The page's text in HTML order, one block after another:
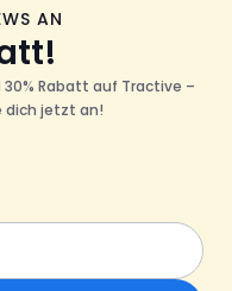
AN
Rabatt auf Tractive –
dich jetzt an!